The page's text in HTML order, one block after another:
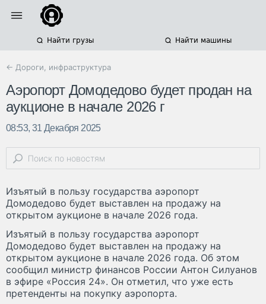
Найти грузы Найти машины
← Дороги, инфраструктура
Аэропорт Домодедово будет продан на
аукционе в начале 2026 г
08:53, 31 Декабря 2025
Изъятый в пользу государства аэропорт
Домодедово будет выставлен на продажу на
открытом аукционе в начале 2026 года.
Изъятый в пользу государства аэропорт
Домодедово будет выставлен на продажу на
открытом аукционе в начале 2026 года. Об этом
сообщил министр финансов России Антон Силуанов
в эфире «Россия 24». Он отметил, что уже есть
претенденты на покупку аэропорта.